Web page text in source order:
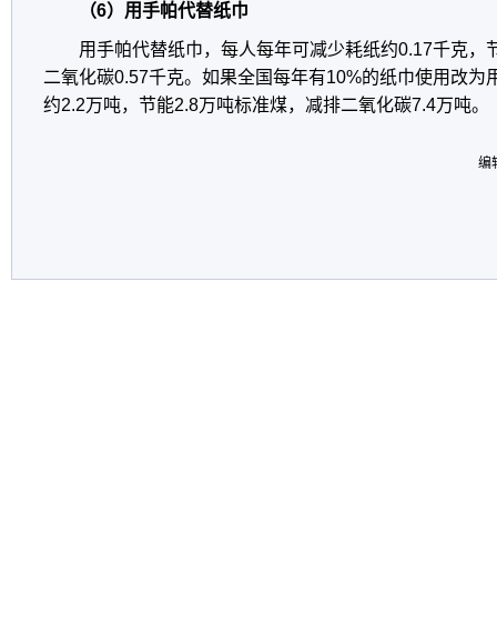
（6）用手帕代替纸巾
用手帕代替纸巾，每人每年可减少耗纸约0.17千克，
二氧化碳0.57千克。如果全国每年有10%的纸巾使用改为
约2.2万吨，节能2.8万吨标准煤，减排二氧化碳7.4万吨。
编